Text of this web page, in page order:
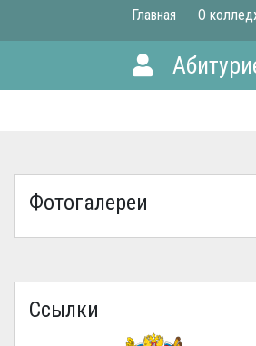
Главная О
Фотогалереи
Ссылки